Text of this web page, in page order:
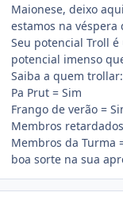
Maionese, deixo
estamos na
Seu potencial Troll
potencial imenso
Saiba a quem trollar:
Pa Prut = Sim
Frango de verão =
Membros
Membros da Turma
boa sorte na sua